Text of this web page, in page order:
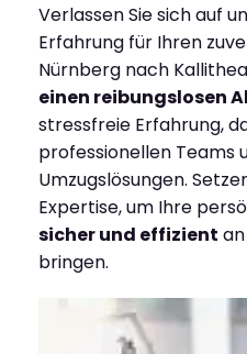
Verlassen Sie sich auf
Erfahrung für Ihren
Nürnberg nach
einen reibungslosen
stressfreie Erfahrung,
professionellen Teams
Umzugslösungen.
Expertise, um Ihre
sicher und effizient
bringen.